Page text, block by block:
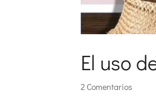
El uso
2 Comentarios